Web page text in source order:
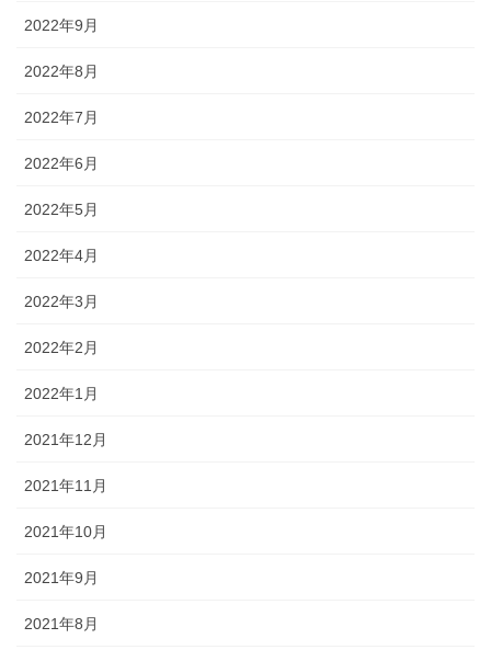
2022年9月
2022年8月
2022年7月
2022年6月
2022年5月
2022年4月
2022年3月
2022年2月
2022年1月
2021年12月
2021年11月
2021年10月
2021年9月
2021年8月